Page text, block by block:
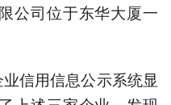
公司位于东华大厦一
信用信息公示系统显